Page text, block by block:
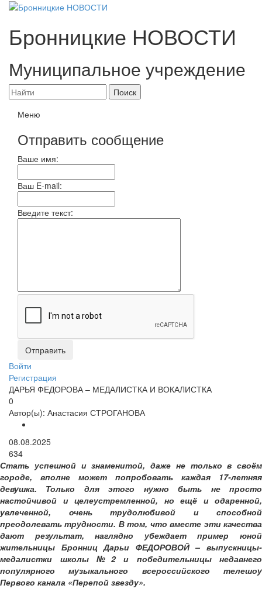
Бронницкие НОВОСТИ
Муниципальное учреждение
Меню
Отправить сообщение
Ваше имя:
Ваш E-mail:
Введите текст:
Войти
Регистрация
ДАРЬЯ ФЕДОРОВА – МЕДАЛИСТКА И ВОКАЛИСТКА
0
Автор(ы): Анастасия СТРОГАНОВА
08.08.2025
634
Стать успешной и знаменитой, даже не только в своём
городе, вполне может попробовать каждая 17-летняя
девушка. Только для этого нужно быть не просто
настойчивой и целеустремленной, но ещё и одаренной,
увлеченной, очень трудолюбивой и способной
преодолевать трудности. В том, что вместе эти качества
дают результат, наглядно убеждает пример юной
жительницы Бронниц Дарьи ФЕДОРОВОЙ – выпускницы-
медалистки школы №2 и победительницы недавнего
популярного музыкального всероссийского телешоу
Первого канала «Перепой звезду».